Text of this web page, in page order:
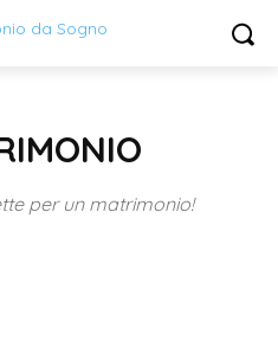
per un matrimonio!